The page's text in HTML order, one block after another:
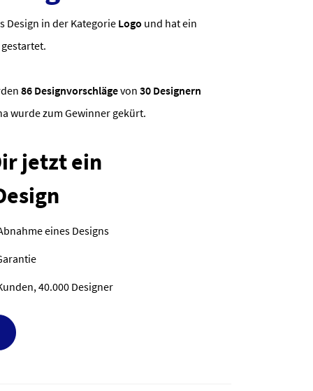
Design in der Kategorie Logo und hat ein
86 Designvorschlägevon 30 Designern
wurde zum Gewinner gekürt.
jetzt ein
eines Designs
40.000 Designer